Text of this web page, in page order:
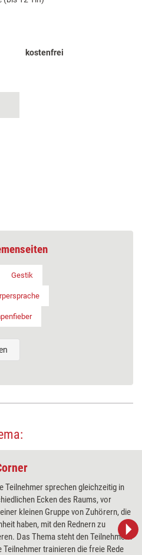
kostenfrei
Gestik
Teilnehmer sprechen gleichzeitig in
Ecken des Raums, vor
kleinen Gruppe von Zuhörern, die
haben, mit den Rednern zu
Das Thema steht den Teilnehmern
Teilnehmer trainieren die freie Rede